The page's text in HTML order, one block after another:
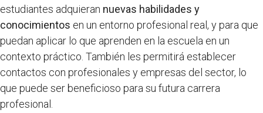
estudiantes adquieran nuevas habilidades y
conocimientos en un entorno profesional real, y para que
puedan aplicar lo que aprenden en la escuela en un
contexto práctico. También les permitirá establecer
contactos con profesionales y empresas del sector, lo
que puede ser beneficioso para su futura carrera
profesional.